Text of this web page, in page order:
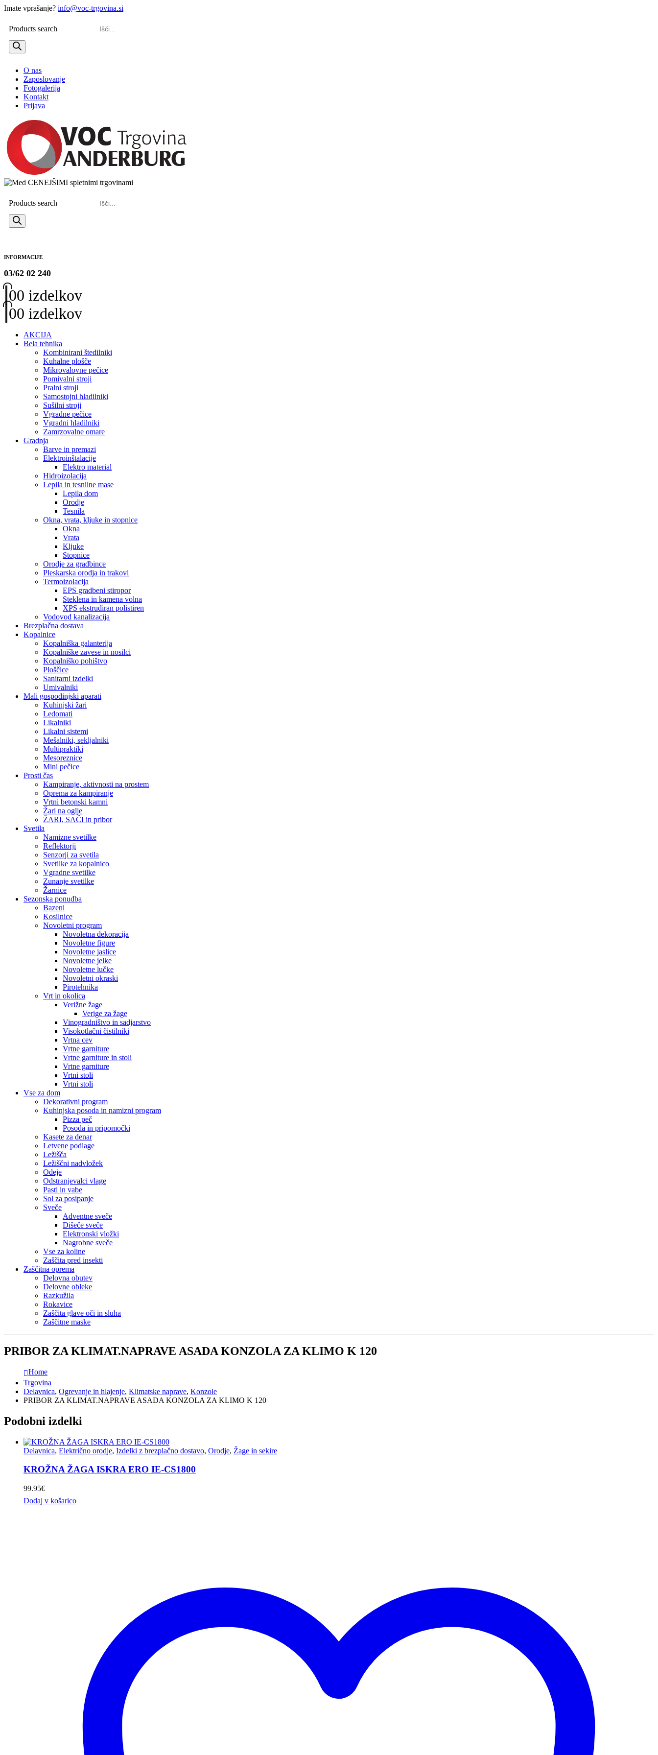
Imate vprašanje? info@voc-trgovina.si
Products search
O nas
Zaposlovanje
Fotogalerija
Kontakt
Prijava
Products search
INFORMACIJE
03/62 02 240
00 izdelkov
00 izdelkov
AKCIJA
Bela tehnika
Kombinirani štedilniki
Kuhalne plošče
Mikrovalovne pečice
Pomivalni stroji
Pralni stroji
Samostojni hladilniki
Sušilni stroji
Vgradne pečice
Vgradni hladilniki
Zamrzovalne omare
Gradnja
Barve in premazi
Elektroinštalacije
Elektro material
Hidroizolacija
Lepila in tesnilne mase
Lepila dom
Orodje
Tesnila
Okna, vrata, kljuke in stopnice
Okna
Vrata
Kljuke
Stopnice
Orodje za gradbince
Pleskarska orodja in trakovi
Termoizolacija
EPS gradbeni stiropor
Steklena in kamena volna
XPS ekstrudiran polistiren
Vodovod kanalizacija
Brezplačna dostava
Kopalnice
Kopalniška galanterija
Kopalniške zavese in nosilci
Kopalniško pohištvo
Ploščice
Sanitarni izdelki
Umivalniki
Mali gospodinjski aparati
Kuhinjski žari
Ledomati
Likalniki
Likalni sistemi
Mešalniki, sekljalniki
Multipraktiki
Mesoreznice
Mini pečice
Prosti čas
Kampiranje, aktivnosti na prostem
Oprema za kampiranje
Vrtni betonski kamni
Žari na oglje
ŽARI, SAČI in pribor
Svetila
Namizne svetilke
Reflektorji
Senzorji za svetila
Svetilke za kopalnico
Vgradne svetilke
Zunanje svetilke
Žarnice
Sezonska ponudba
Bazeni
Kosilnice
Novoletni program
Novoletna dekoracija
Novoletne figure
Novoletne jaslice
Novoletne jelke
Novoletne lučke
Novoletni okraski
Pirotehnika
Vrt in okolica
Verižne žage
Verige za žage
Vinogradništvo in sadjarstvo
Visokotlačni čistilniki
Vrtna cev
Vrtne garniture
Vrtne garniture in stoli
Vrtne garniture
Vrtni stoli
Vrtni stoli
Vse za dom
Dekorativni program
Kuhinjska posoda in namizni program
Pizza peč
Posoda in pripomočki
Kasete za denar
Letvene podlage
Ležišča
Ležiščni nadvložek
Odeje
Odstranjevalci vlage
Pasti in vabe
Sol za posipanje
Sveče
Adventne sveče
Dišeče sveče
Elektronski vložki
Nagrobne sveče
Vse za koline
Zaščita pred insekti
Zaščitna oprema
Delovna obutev
Delovne obleke
Razkužila
Rokavice
Zaščita glave oči in sluha
Zaščitne maske
PRIBOR ZA KLIMAT.NAPRAVE ASADA KONZOLA ZA KLIMO K 120
Home
Trgovina
Delavnica, Ogrevanje in hlajenje, Klimatske naprave, Konzole
PRIBOR ZA KLIMAT.NAPRAVE ASADA KONZOLA ZA KLIMO K 120
Podobni izdelki
Delavnica, Električno orodje, Izdelki z brezplačno dostavo, Orodje, Žage in sekire
KROŽNA ŽAGA ISKRA ERO IE-CS1800
99.95€
Dodaj v košarico